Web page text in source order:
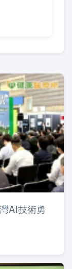
AI技術勇